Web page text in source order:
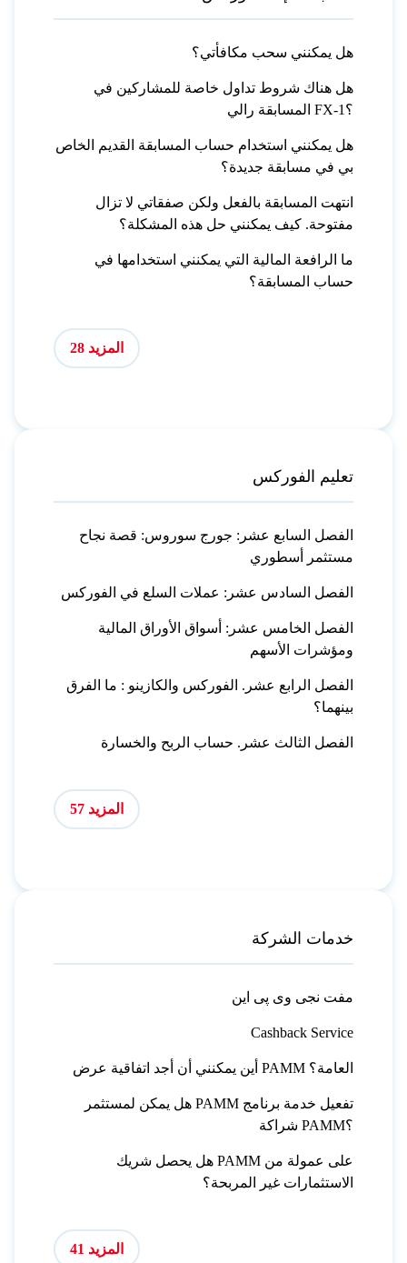
هل يمكنني سحب مكافأتي؟
هل هناك شروط تداول خاصة للمشاركين في
المسابقة رالي FX-1؟
هل يمكنني استخدام حساب المسابقة القديم الخاص
بي في مسابقة جديدة؟
انتهت المسابقة بالفعل ولكن صفقاتي لا تزال
مفتوحة. كيف يمكنني حل هذه المشكلة؟
ما الرافعة المالية التي يمكنني استخدامها في
حساب المسابقة؟
المزيد 28
تعليم الفوركس
الفصل السابع عشر: جورج سوروس: قصة نجاح
مستثمر أسطوري
الفصل السادس عشر: عملات السلع في الفوركس
الفصل الخامس عشر: أسواق الأوراق المالية
ومؤشرات الأسهم
الفصل الرابع عشر. الفوركس والكازينو : ما الفرق
بينهما؟
الفصل الثالث عشر. حساب الربح والخسارة
المزيد 57
خدمات الشركة
مفت نجی وی پی این
Cashback Service
أين يمكنني أن أجد اتفاقية عرض PAMM العامة؟
هل يمكن لمستثمر PAMM تفعيل خدمة برنامج
شراكة PAMM؟
هل يحصل شريك PAMM على عمولة من
الاستثمارات غير المربحة؟
المزيد 41